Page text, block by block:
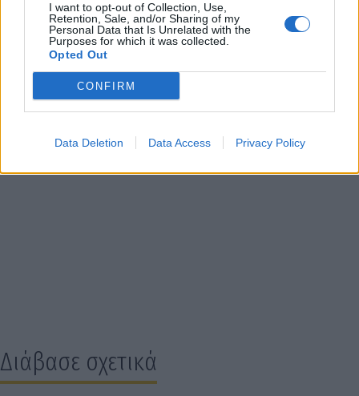
I want to opt-out of Collection, Use,
Retention, Sale, and/or Sharing of my
Personal Data that Is Unrelated with the
Purposes for which it was collected.
Opted Out
CONFIRM
Data Deletion Data Access Privacy Policy
Διάβασε σχετικά